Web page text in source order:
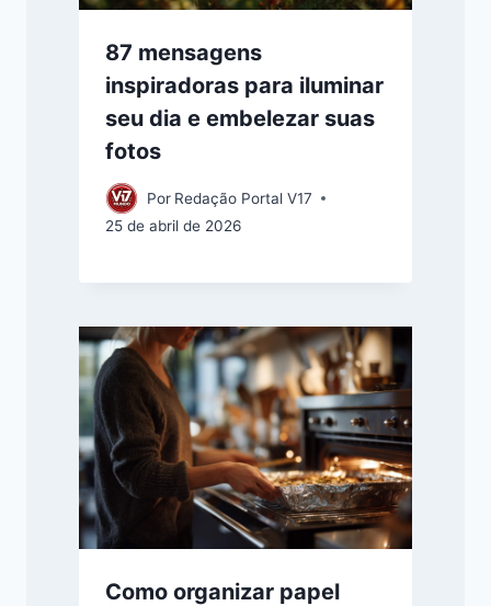
87 mensagens
inspiradoras para iluminar
seu dia e embelezar suas
fotos
Por Redação Portal V17
25 de abril de 2026
Como organizar papel